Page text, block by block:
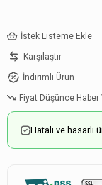
İstek Listeme Ekle
Karşılaştır
İndirimli Ürün
Fiyat Düşünce Haber
Hatalı ve hasarlı